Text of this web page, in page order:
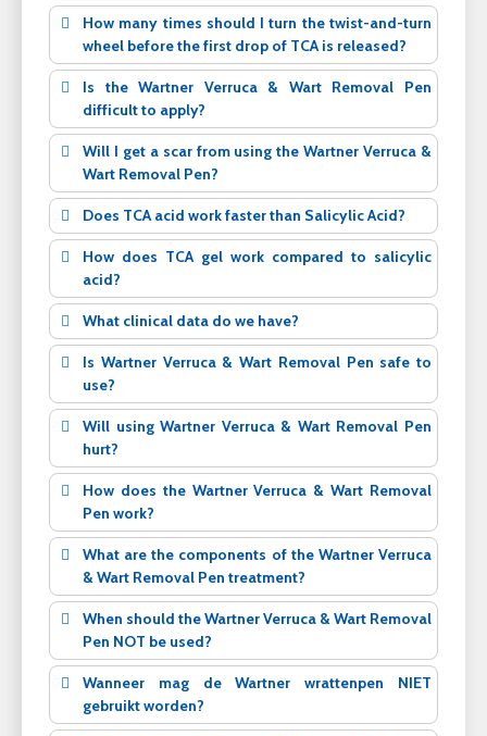
How many times should I turn the twist-and-turn
wheel before the first drop of TCA is released?
Is the Wartner Verruca & Wart Removal Pen
difficult to apply?
Will I get a scar from using the Wartner Verruca &
Wart Removal Pen?
Does TCA acid work faster than Salicylic Acid?
How does TCA gel work compared to salicylic
acid?
What clinical data do we have?
Is Wartner Verruca & Wart Removal Pen safe to
use?
Will using Wartner Verruca & Wart Removal Pen
hurt?
How does the Wartner Verruca & Wart Removal
Pen work?
What are the components of the Wartner Verruca
& Wart Removal Pen treatment?
When should the Wartner Verruca & Wart Removal
Pen NOT be used?
Wanneer mag de Wartner wrattenpen NIET
gebruikt worden?